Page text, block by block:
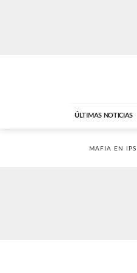
ÚLTIMAS NOTICIAS
MAFIA EN IPS